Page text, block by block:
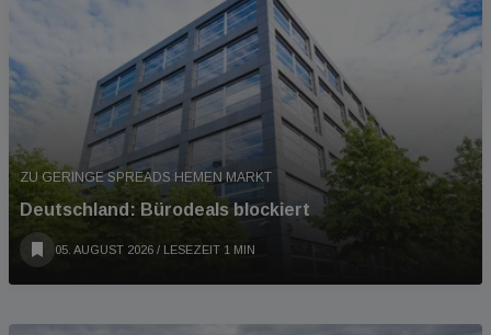
ZU GERINGE SPREADS HEMEN MARKT
Deutschland: Bürodeals blockiert
05. AUGUST 2026 / LESEZEIT 1 MIN